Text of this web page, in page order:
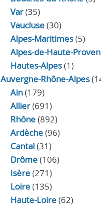
Var(35)
Vaucluse(30)
Alpes-Maritimes(5)
Alpes-de-Haute-
Hautes-Alpes(1)
Auvergne-Rhône-Alpes
Ain(179)
Allier(691)
Rhône(892)
Ardèche(96)
Cantal(31)
Drôme(106)
Isère(271)
Loire(135)
Haute-Loire(62)